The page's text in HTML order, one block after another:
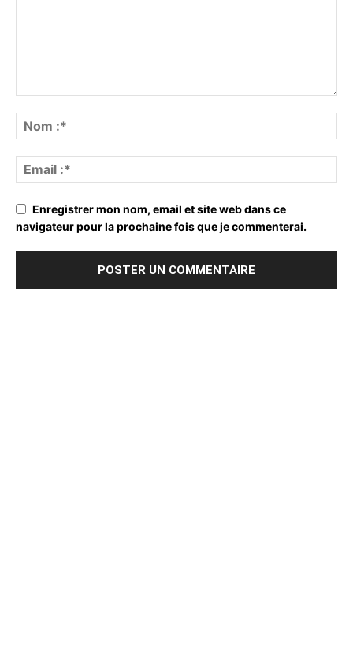
Enregistrer mon nom, email et site web dans ce
navigateur pour la prochaine fois que je commenterai.